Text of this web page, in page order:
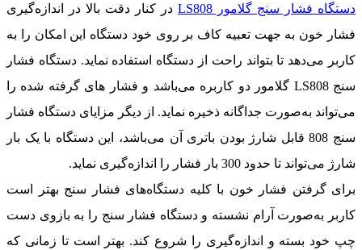
دستگاه فشار سنج گلامور LS808
در كنار دقت بالا در اندازه‌گیری
فشار خون به جهت تعبيه كاف بر روی خود دستگاه اين امكان را به
كاربر می‌دهد تا بتواند راحت از دستگاه استفاده نمايد. دستگاه فشار
سنج LS808 گلامور دو کاربره می‌باشد و فشار های گرفته شده را
می‌تواند به‌صورت جداگانه ذخيره نمايد. از ديگر مزايای دستگاه فشار
سنج 808 قابل شارژ بودن باتری آن می‌باشد، اين دستگاه با يک بار
شارژ می‌تواند تا حدود 300 بار فشار را اندازه‌گیری نمايد.
برای گرفتن فشار خون با كليه دستگاه‌های فشار سنج بهتر است
كاربر به‌صورت آرام نشسته و دستگاه فشار سنج را به بازوی دست
چپ خود بسته و اندازه‌گیری را شروع كند. بهتر است تا زمانی كه